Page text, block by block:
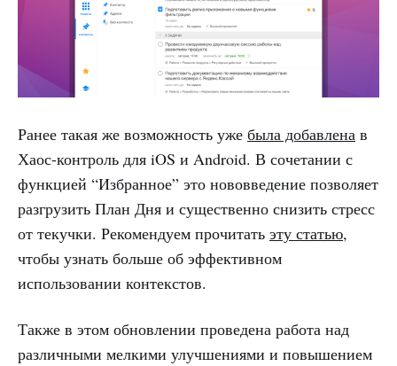
Ранее такая же возможность уже была добавлена в
Хаос-контроль для iOS и Android. В сочетании с
функцией “Избранное” это нововведение позволяет
разгрузить План Дня и существенно снизить стресс
от текучки. Рекомендуем прочитать эту статью,
чтобы узнать больше об эффективном
использовании контекстов.
Также в этом обновлении проведена работа над
различными мелкими улучшениями и повышением